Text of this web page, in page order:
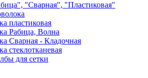
"Сварная", "Пластиковая"
пластиковая
Рабица, Волна
Сварная - Кладочная
стеклотканевая
для сетки